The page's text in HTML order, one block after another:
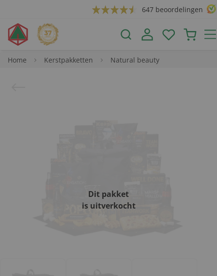
647 beoordelingen
Home Kerstpakketten Natural beauty
Dit pakket
is uitverkocht